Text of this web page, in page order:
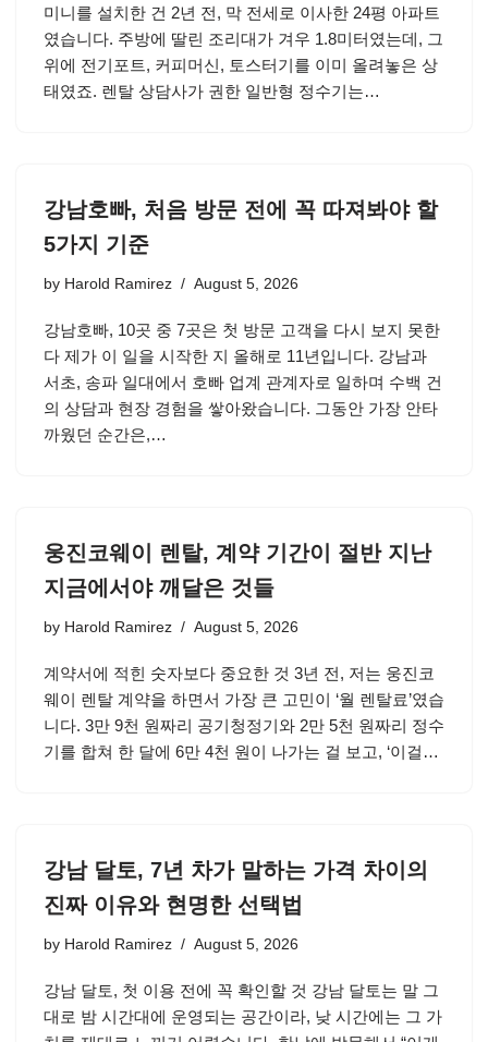
미니를 설치한 건 2년 전, 막 전세로 이사한 24평 아파트
였습니다. 주방에 딸린 조리대가 겨우 1.8미터였는데, 그
위에 전기포트, 커피머신, 토스터기를 이미 올려놓은 상
태였죠. 렌탈 상담사가 권한 일반형 정수기는…
강남호빠, 처음 방문 전에 꼭 따져봐야 할
5가지 기준
by Harold Ramirez August 5, 2026
강남호빠, 10곳 중 7곳은 첫 방문 고객을 다시 보지 못한
다 제가 이 일을 시작한 지 올해로 11년입니다. 강남과
서초, 송파 일대에서 호빠 업계 관계자로 일하며 수백 건
의 상담과 현장 경험을 쌓아왔습니다. 그동안 가장 안타
까웠던 순간은,…
웅진코웨이 렌탈, 계약 기간이 절반 지난
지금에서야 깨달은 것들
by Harold Ramirez August 5, 2026
계약서에 적힌 숫자보다 중요한 것 3년 전, 저는 웅진코
웨이 렌탈 계약을 하면서 가장 큰 고민이 ‘월 렌탈료’였습
니다. 3만 9천 원짜리 공기청정기와 2만 5천 원짜리 정수
기를 합쳐 한 달에 6만 4천 원이 나가는 걸 보고, ‘이걸…
강남 달토, 7년 차가 말하는 가격 차이의
진짜 이유와 현명한 선택법
by Harold Ramirez August 5, 2026
강남 달토, 첫 이용 전에 꼭 확인할 것 강남 달토는 말 그
대로 밤 시간대에 운영되는 공간이라, 낮 시간에는 그 가